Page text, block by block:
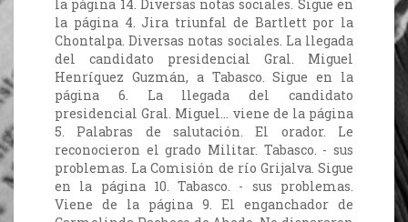
la página 14. Diversas notas sociales. Sigue en
la página 4. Jira triunfal de Bartlett por la
Chontalpa. Diversas notas sociales. La llegada
del candidato presidencial Gral. Miguel
Henríquez Guzmán, a Tabasco. Sigue en la
página 6. La llegada del candidato
presidencial Gral. Miguel… viene de la página
5. Palabras de salutación. El orador. Le
reconocieron el grado Militar. Tabasco. - sus
problemas. La Comisión de río Grijalva. Sigue
en la página 10. Tabasco. - sus problemas.
Viene de la página 9. El enganchador de